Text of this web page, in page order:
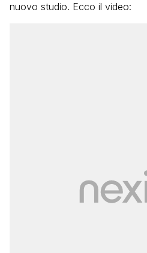
nuovo studio. Ecco il video: